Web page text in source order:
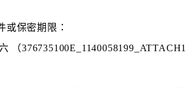
或保密期限：
（